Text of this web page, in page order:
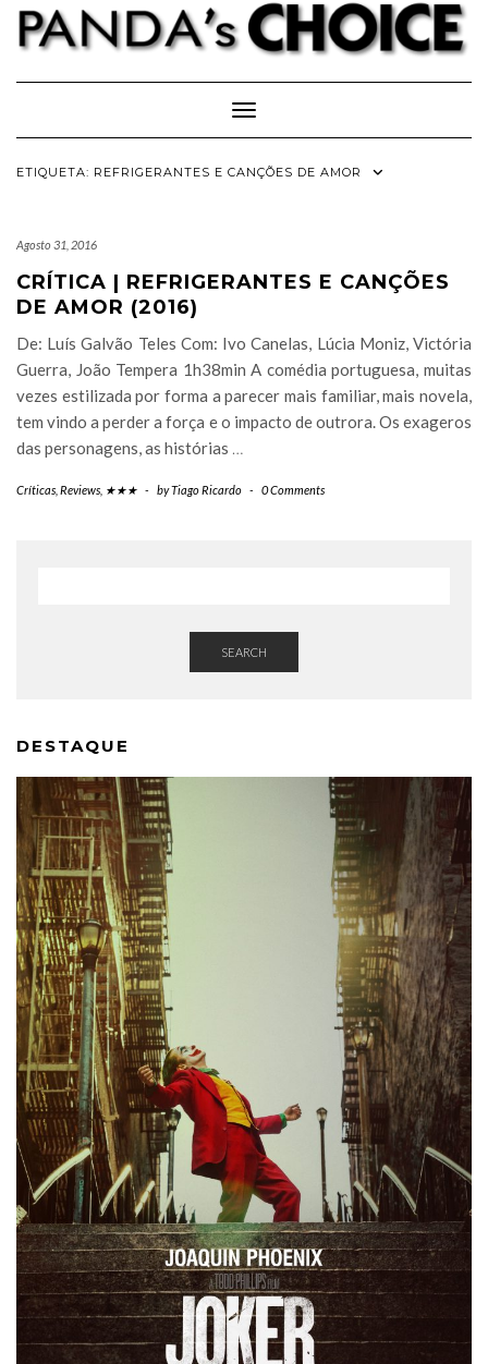
Skip
content
Toggle Navigation
ETIQUETA: REFRIGERANTES E CANÇÕES DE AMOR
Agosto 31, 2016
CRÍTICA | REFRIGERANTES E CANÇÕES
DE AMOR (2016)
De: Luís Galvão Teles Com: Ivo Canelas, Lúcia Moniz, Victória
Guerra, João Tempera 1h38min A comédia portuguesa, muitas
vezes estilizada por forma a parecer mais familiar, mais novela,
tem vindo a perder a força e o impacto de outrora. Os exageros
das personagens, as histórias …
Críticas Reviews ★★★ - byTiago Ricardo - 0 Comments
SEARCH
DESTAQUE